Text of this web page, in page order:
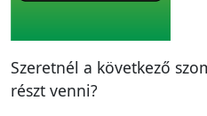
Szeretnél a következő
részt venni?